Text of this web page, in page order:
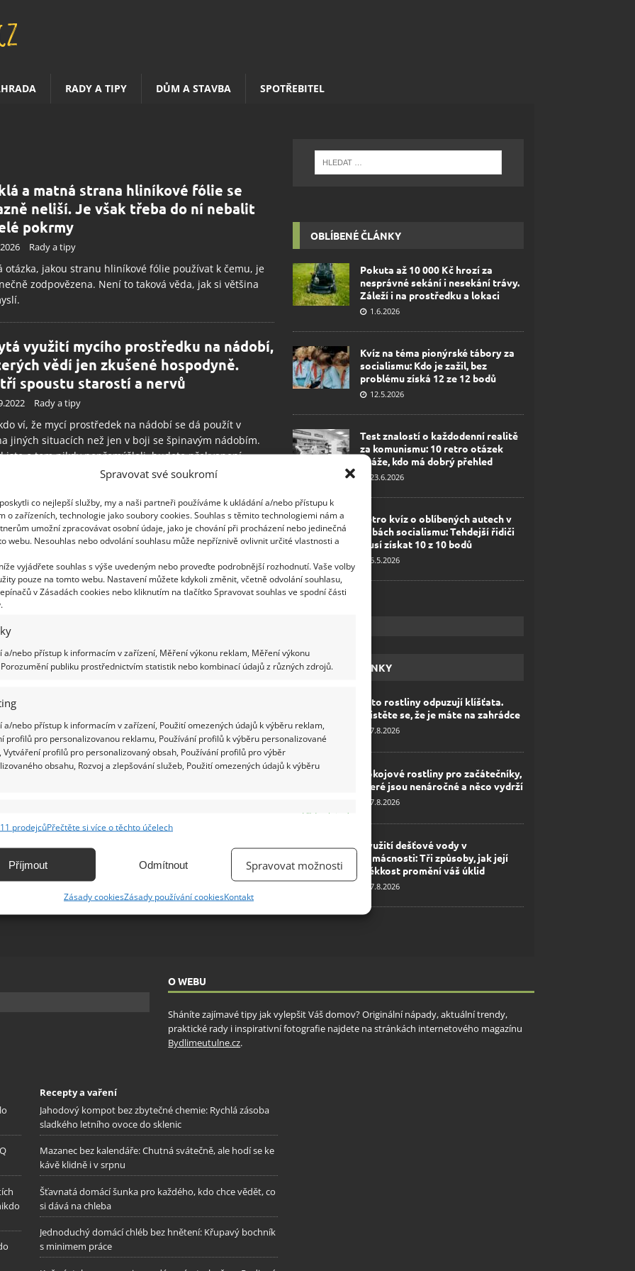
Spravovat své soukromí
co nejlepší služby, my a naši partneři používáme k ukládání a/nebo přístupu k
o zařízeních, technologie jako soubory cookies. Souhlas s těmito technologiemi nám a
umožní zpracovávat osobní údaje, jako je chování při procházení nebo jedinečná
webu. Nesouhlas nebo odvolání souhlasu může nepříznivě ovlivnit určité vlastnosti a
vyjádřete souhlas s výše uvedeným nebo proveďte podrobnější rozhodnutí. Vaše volby
pouze na tomto webu. Nastavení můžete kdykoli změnit, včetně odvolání souhlasu,
v Zásadách cookies nebo kliknutím na tlačítko Spravovat souhlas ve spodní části
a/nebo přístup k informacím v zařízení, Měření výkonu reklam, Měření výkonu
publiku prostřednictvím statistik nebo kombinací údajů z různých zdrojů.
a/nebo přístup k informacím v zařízení, Použití omezených údajů k výběru reklam,
profilů pro personalizovanou reklamu, Používání profilů k výběru personalizované
Vytváření profilů pro personalizovaný obsah, Používání profilů pro výběr
obsahu, Rozvoj a zlepšování služeb, Použití omezených údajů k výběru
Vždy aktivní
zařízení na základě automaticky přenášených informací.
aktivně vyžádaných informací.
a sdělování voleb ochrany osobních údajů.
prodejcůPřečtěte si více o těchto účelech
Příjmout Odmítnout Spravovat možnosti
Zásady cookiesZásady používání cookiesKontakt
RADY A TIPY DŮM A STAVBA SPOTŘEBITEL
a matná strana hliníkové fólie se
neliší. Je však třeba do ní nebalit
pokrmy
Rady a tipy
otázka, jakou stranu hliníkové fólie používat k čemu, je
zodpovězena. Není to taková věda, jak si většina
využití mycího prostředku na nádobí,
vědí jen zkušené hospodyně.
spoustu starostí a nervů
Rady a tipy
ví, že mycí prostředek na nádobí se dá použít v
jiných situacích než jen v boji se špinavým nádobím.
jste o tom nikdy nepřemýšleli, budete překvapení.
kompost z vlastní produkce.
na problémy s hnojením rostlin na
či květináčích
je ideální věc, která napomáhá rostlinám v jejich
a růstu. Víte ale, jak si takový kompost připravit? Máme
tipů, jak na to.
OBLÍBENÉ ČLÁNKY
Pokuta až 10 000 Kč hrozí za
nesprávné sekání i nesekání trávy.
Záleží i na prostředku a lokaci
1.6.2026
Kvíz na téma pionýrské tábory za
socialismu: Kdo je zažil, bez
problému získá 12 ze 12 bodů
12.5.2026
Test znalostí o každodenní realitě
za komunismu: 10 retro otázek
ukáže, kdo má dobrý přehled
23.6.2026
Retro kvíz o oblíbených autech v
dobách socialismu: Tehdejší řidiči
musí získat 10 z 10 bodů
6.5.2026
ŽHAVÉ NOVINKY
Tyto rostliny odpuzují klíšťata.
Ujistěte se, že je máte na zahrádce
7.8.2026
Pokojové rostliny pro začátečníky,
které jsou nenáročné a něco vydrží
7.8.2026
Využití dešťové vody v
domácnosti: Tři způsoby, jak její
měkkost promění váš úklid
7.8.2026
O WEBU
Sháníte zajímavé tipy jak vylepšit Váš domov? Originální nápady, aktuální trendy,
praktické rady i inspirativní fotografie najdete na stránkách internetového magazínu
Bydlimeutulne.cz.
Recepty a vaření
Jahodový kompot bez zbytečné chemie: Rychlá zásoba
sladkého letního ovoce do sklenic
Mazanec bez kalendáře: Chutná svátečně, ale hodí se ke
kávě klidně i v srpnu
Šťavnatá domácí šunka pro každého, kdo chce vědět, co
si dává na chleba
Jednoduchý domácí chléb bez hnětení: Křupavý bochník
s minimem práce